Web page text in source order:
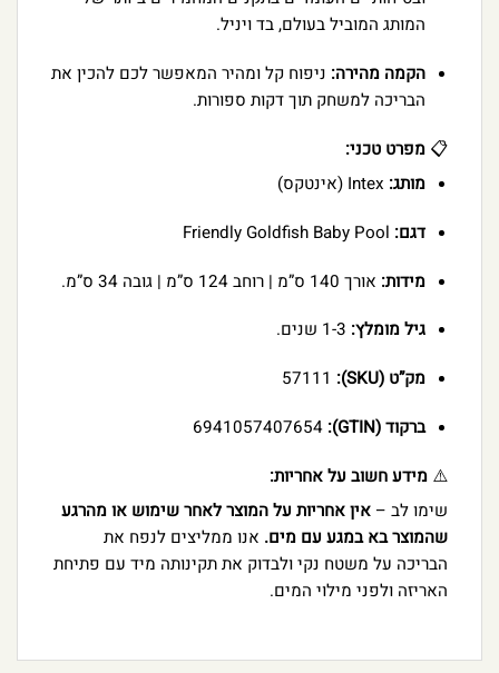
המותג המוביל בעולם, בד ויניל.
הקמה מהירה: ניפוח קל ומהיר המאפשר לכם להכין את
הבריכה למשחק תוך דקות ספורות.
📋 מפרט טכני:
מותג:
דגם:
מידות: אורך 140 ס”מ | רוחב 124 ס”מ | גובה 34 ס”מ.
גיל מומלץ:
מק”ט (SKU):
ברקוד (GTIN):
⚠️ מידע חשוב על אחריות:
שימו לב –אין אחריות על המוצר לאחר שימוש או מהרגע
שהמוצר בא במגע עם מים. אנו ממליצים לנפח את
הבריכה על משטח נקי ולבדוק את תקינותה מיד עם פתיחת
האריזה ולפני מילוי המים.